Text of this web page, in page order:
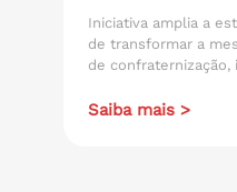
Iniciativa amplia a
de transformar a
de confraternização,
Saiba mais >